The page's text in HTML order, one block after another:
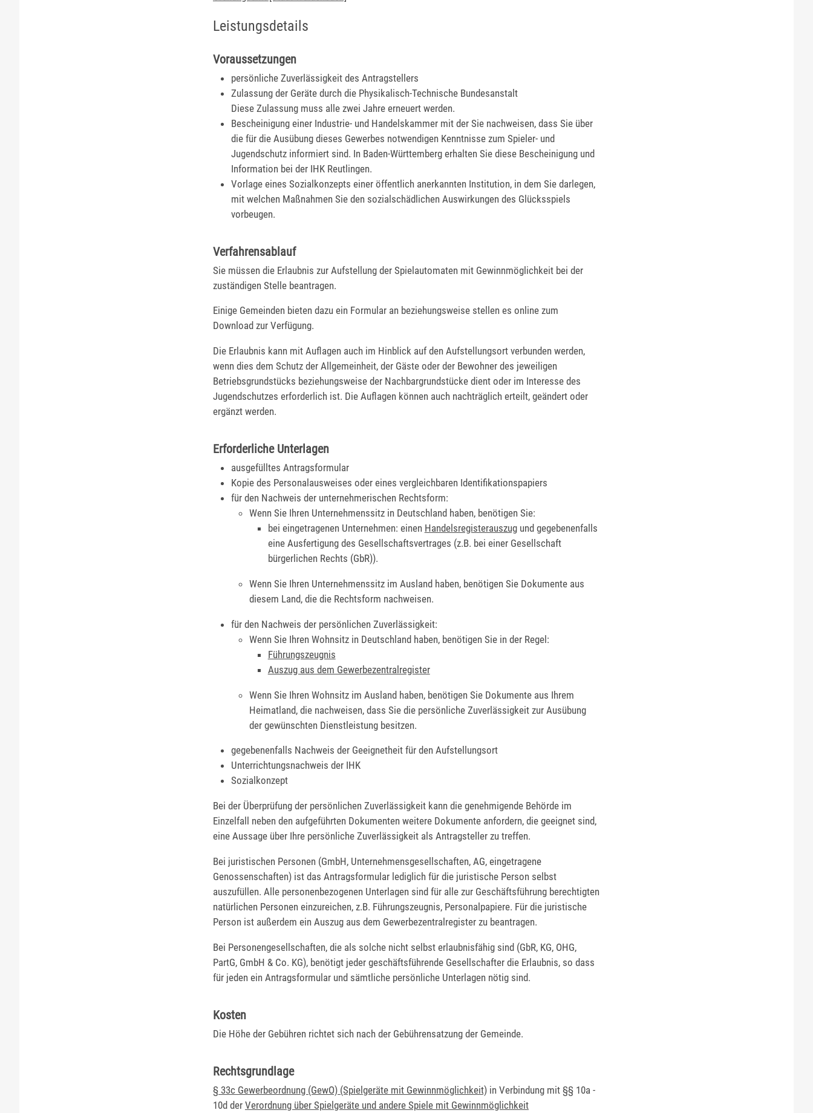
Leistungsdetails
Voraussetzungen
persönliche Zuverlässigkeit des Antragstellers
Zulassung der Geräte durch die Physikalisch-Technische Bundesanstalt
Diese Zulassung muss alle zwei Jahre erneuert werden.
Bescheinigung einer Industrie- und Handelskammer mit der Sie nachweisen, dass Sie über
die für die Ausübung dieses Gewerbes notwendigen Kenntnisse zum Spieler- und
Jugendschutz informiert sind. In Baden-Württemberg erhalten Sie diese Bescheinigung und
Information bei der IHK Reutlingen.
Vorlage eines Sozialkonzepts einer öffentlich anerkannten Institution, in dem Sie darlegen,
mit welchen Maßnahmen Sie den sozialschädlichen Auswirkungen des Glücksspiels
vorbeugen.
Verfahrensablauf
Sie müssen die Erlaubnis zur Aufstellung der Spielautomaten mit Gewinnmöglichkeit bei der
zuständigen Stelle beantragen.
Einige Gemeinden bieten dazu ein Formular an beziehungsweise stellen es online zum
Download zur Verfügung.
Die Erlaubnis kann mit Auflagen auch im Hinblick auf den Aufstellungsort verbunden werden,
wenn dies dem Schutz der Allgemeinheit, der Gäste oder der Bewohner des jeweiligen
Betriebsgrundstücks beziehungsweise der Nachbargrundstücke dient oder im Interesse des
Jugendschutzes erforderlich ist. Die Auflagen können auch nachträglich erteilt, geändert oder
ergänzt werden.
Erforderliche Unterlagen
ausgefülltes Antragsformular
Kopie des Personalausweises oder eines vergleichbaren Identifikationspapiers
für den Nachweis der unternehmerischen Rechtsform:
Wenn Sie Ihren Unternehmenssitz in Deutschland haben, benötigen Sie:
bei eingetragenen Unternehmen: einen Handelsregisterauszugund gegebenenfalls
eine Ausfertigung des Gesellschaftsvertrages (z.B. bei einer Gesellschaft
bürgerlichen Rechts (GbR)).
Wenn Sie Ihren Unternehmenssitz im Ausland haben, benötigen Sie Dokumente aus
diesem Land, die die Rechtsform nachweisen.
für den Nachweis der persönlichen Zuverlässigkeit:
Wenn Sie Ihren Wohnsitz in Deutschland haben, benötigen Sie in der Regel:
Führungszeugnis
Auszug aus dem Gewerbezentralregister
Wenn Sie Ihren Wohnsitz im Ausland haben, benötigen Sie Dokumente aus Ihrem
Heimatland, die nachweisen, dass Sie die persönliche Zuverlässigkeit zur Ausübung
der gewünschten Dienstleistung besitzen.
gegebenenfalls Nachweis der Geeignetheit für den Aufstellungsort
Unterrichtungsnachweis der IHK
Sozialkonzept
Bei der Überprüfung der persönlichen Zuverlässigkeit kann die genehmigende Behörde im
Einzelfall neben den aufgeführten Dokumenten weitere Dokumente anfordern, die geeignet sind,
eine Aussage über Ihre persönliche Zuverlässigkeit als Antragsteller zu treffen.
Bei juristischen Personen (GmbH, Unternehmensgesellschaften, AG, eingetragene
Genossenschaften) ist das Antragsformular lediglich für die juristische Person selbst
auszufüllen. Alle personenbezogenen Unterlagen sind für alle zur Geschäftsführung berechtigten
natürlichen Personen einzureichen, z.B. Führungszeugnis, Personalpapiere. Für die juristische
Person ist außerdem ein Auszug aus dem Gewerbezentralregister zu beantragen.
Bei Personengesellschaften, die als solche nicht selbst erlaubnisfähig sind (GbR, KG, OHG,
PartG, GmbH & Co. KG), benötigt jeder geschäftsführende Gesellschafter die Erlaubnis, so dass
für jeden ein Antragsformular und sämtliche persönliche Unterlagen nötig sind.
Kosten
Die Höhe der Gebühren richtet sich nach der Gebührensatzung der Gemeinde.
Rechtsgrundlage
§ 33c Gewerbeordnung (GewO) (Spielgeräte mit Gewinnmöglichkeit) in Verbindung mit §§ 10a -
10d der Verordnung über Spielgeräte und andere Spiele mit Gewinnmöglichkeit